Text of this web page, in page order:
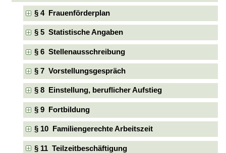
§ 4 Frauenförderplan
§ 5 Statistische Angaben
§ 6 Stellenausschreibung
§ 7 Vorstellungsgespräch
§ 8 Einstellung, beruflicher Aufstieg
§ 9 Fortbildung
§ 10 Familiengerechte Arbeitszeit
§ 11 Teilzeitbeschäftigung